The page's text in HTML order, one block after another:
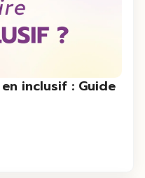
inclusif : Guide